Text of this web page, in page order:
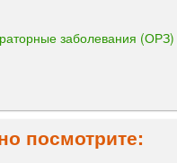
заболевания (ОРЗ)
посмотрите: